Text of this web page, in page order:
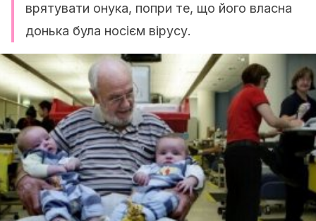
врятувати онука, попри те, що його власна
донька була носієм вірусу.